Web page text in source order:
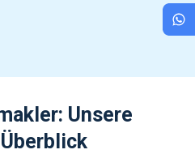
Unsere